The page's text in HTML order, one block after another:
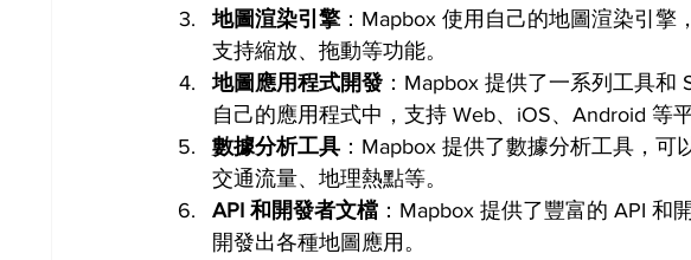
地圖渲染引擎：Mapbox 使用自己的地圖渲染引擎
支持縮放、拖動等功能。
地圖應用程式開發 ：Mapbox 提供了一系列工具和
自己的應用程式中，支持 Web、iOS、Android 等平
數據分析工具 ：Mapbox 提供了數據分析工具，
交通流量、地理熱點等。
API 和開發者文檔 ：Mapbox 提供了豐富的 API 和
開發出各種地圖應用。